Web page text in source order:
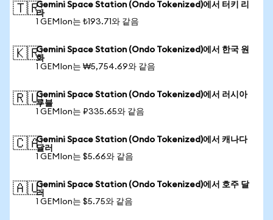
🇹🇷Gemini Space Station (Ondo Tokenized)에서 터키 리
라
1 GEMIon는 ₺193.71와 같음
🇰🇷Gemini Space Station (Ondo Tokenized)에서 한국 원
화
1 GEMIon는 ₩5,754.69와 같음
🇷🇺Gemini Space Station (Ondo Tokenized)에서 러시아
루블
1 GEMIon는 ₽335.65와 같음
🇨🇦Gemini Space Station (Ondo Tokenized)에서 캐나다
달러
1 GEMIon는 $5.66와 같음
🇦🇺Gemini Space Station (Ondo Tokenized)에서 호주 달
러
1 GEMIon는 $5.75와 같음